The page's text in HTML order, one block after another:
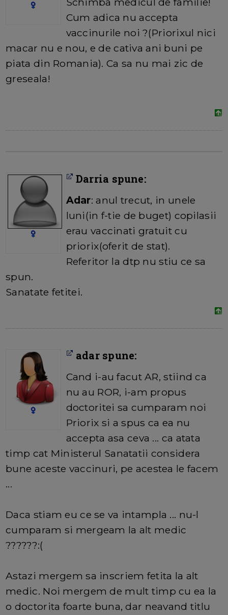
Cum adica nu accepta
vaccinurile noi ?(Priorixul nici
macar nu e nou, e de cativa ani buni pe
piata din Romania). Ca sa nu mai zic de
greseala!
Darria spune:
Adar: anul trecut, in unele
luni(in f-tie de buget) copilasii
erau vaccinati gratuit cu
priorix(oferit de stat).
Referitor la dtp nu stiu ce sa
spun.
Sanatate fetitei.
adar spune:
Cand i-au facut AR, stiind ca
nu au ROR, i-am propus
doctoritei sa cumparam noi
Priorix si a spus ca ea nu
accepta asa ceva ... ca atata
timp cat Ministerul Sanatatii considera
bune aceste vaccinuri, pe acestea le facem
...
Daca stiam eu ce se va intampla ... nu-l
cumparam si mergeam la alt medic
??????:(
Astazi mergem sa inscriem fetita la alt
medic. Noi mergem de mult timp cu ea la
o doctorita foarte buna, dar neavand titlu